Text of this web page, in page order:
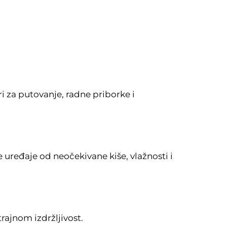
za putovanje, radne priborke i
od neočekivane kiše, vlažnosti i
izdržljivost.